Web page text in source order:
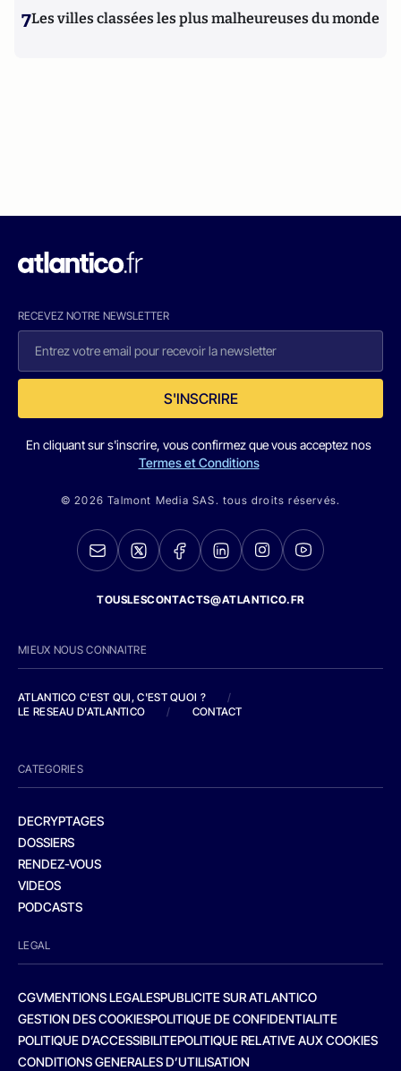
7Les villes classées les plus malheureuses du monde
RECEVEZ NOTRE NEWSLETTER
S'INSCRIRE
En cliquant sur s'inscrire, vous confirmez que vous acceptez nos
Termes et Conditions
© 2026 Talmont Media SAS. tous droits réservés.
TOUSLESCONTACTS@ATLANTICO.FR
MIEUX NOUS CONNAITRE
ATLANTICO C'EST QUI, C'EST QUOI ?
/
LE RESEAU D'ATLANTICO
/ CONTACT
CATEGORIES
DECRYPTAGES
DOSSIERS
RENDEZ-VOUS
VIDEOS
PODCASTS
LEGAL
CGVMENTIONS LEGALESPUBLICITE SUR ATLANTICO
GESTION DES COOKIESPOLITIQUE DE CONFIDENTIALITE
POLITIQUE D’ACCESSIBILITEPOLITIQUE RELATIVE AUX COOKIES
CONDITIONS GENERALES D’UTILISATION